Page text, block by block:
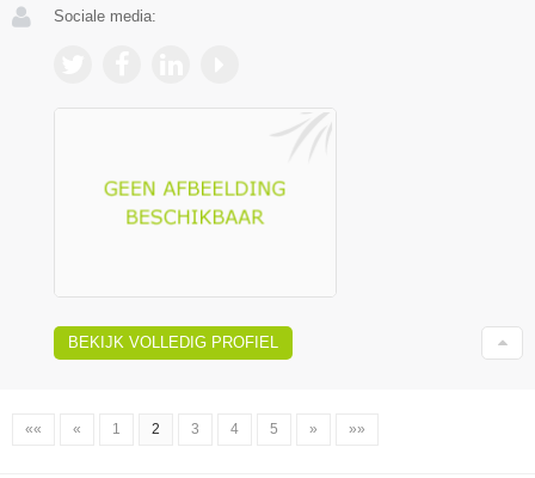
Sociale media:
BEKIJK VOLLEDIG PROFIEL
«« « 1 2 3 4 5 » »»